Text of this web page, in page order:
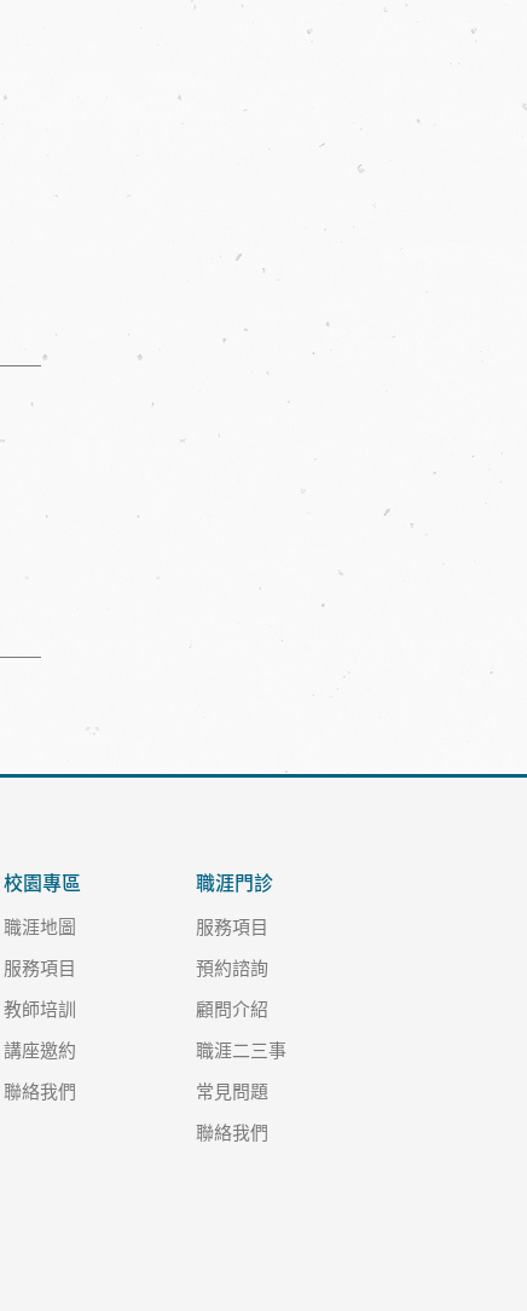
校園專區
職涯地圖
服務項目
教師培訓
講座邀約
聯絡我們
職涯門診
服務項目
預約諮詢
顧問介紹
職涯二三事
常見問題
聯絡我們